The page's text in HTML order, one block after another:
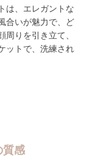
は、エレガントな
合いが魅力で、ど
りを引き立て、
ットで、洗練され
質感